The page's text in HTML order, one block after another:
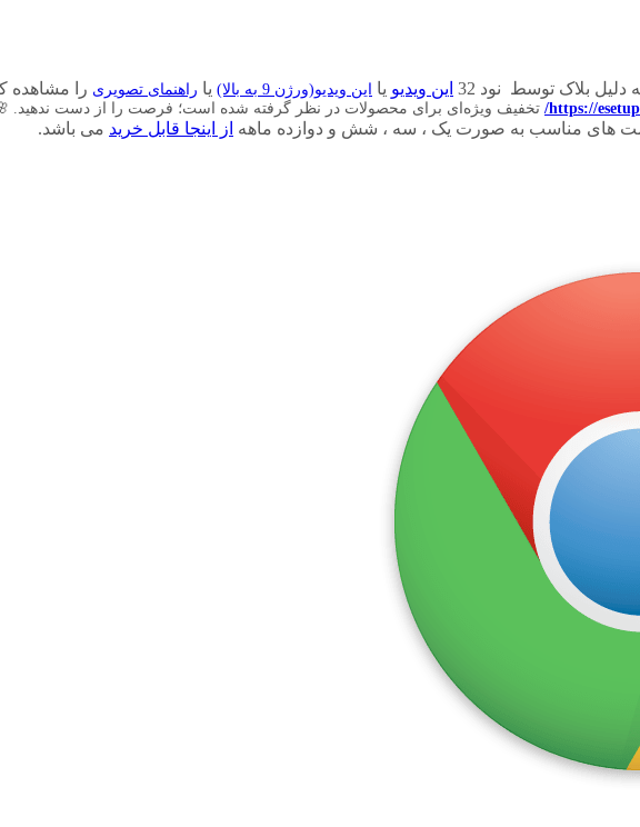
بلاک توسط نود 32
این ویدیو یا این ویدیو(ورژن 9 به بالا) یا راهنمای تصویری را مشاهده
https:// تخفیف ویژه‌ای برای محصولات در نظر گرفته شده است؛ فرصت را از دست ندهید.
از اینجا قابل خرید می باشد.